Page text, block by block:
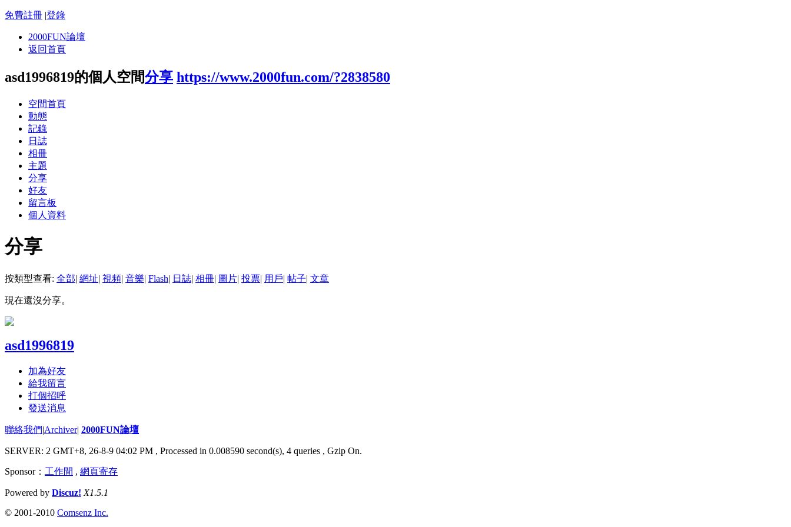
免費註冊 |登錄
2000FUN論壇
返回首頁
asd1996819的個人空間分享 https://www.2000fun.com/?2838580
空間首頁
動態
記錄
日誌
相冊
主題
分享
好友
留言板
個人資料
分享
按類型查看: 全部| 網址| 視頻| 音樂| Flash| 日誌| 相冊| 圖片| 投票| 用戶| 帖子| 文章
現在還沒分享。
asd1996819
加為好友
給我留言
打個招呼
發送消息
聯絡我們|Archiver| 2000FUN論壇
SERVER: 2 GMT+8, 26-8-9 04:02 PM , Processed in 0.008590 second(s), 4 queries , Gzip On.
Sponsor： 工作間 , 網頁寄存
Powered by Discuz! X1.5.1
© 2001-2010 Comsenz Inc.